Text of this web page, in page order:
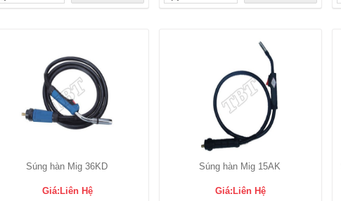
Súng hàn Mig 36KD
Giá:Liên Hệ
Súng hàn Mig 15AK
Giá:Liên Hệ